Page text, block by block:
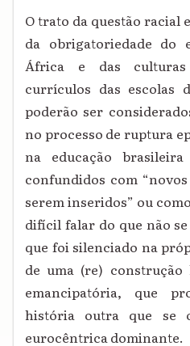
O trato da questão racial
da obrigatoriedade do
África e das culturas
currículos das escolas
poderão ser
no processo de ruptura
na educação
confundidos com
serem inseridos” ou
difícil falar do que não
que foi silenciado na
de uma (re)
emancipatória, que
história outra que se
eurocêntrica dominante.